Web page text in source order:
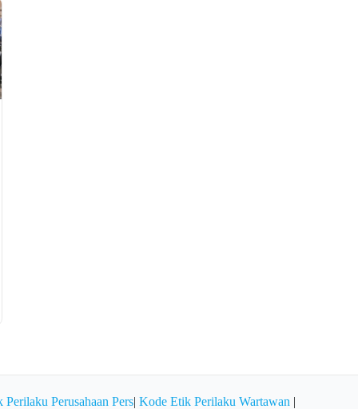
Perusahaan Pers| Kode Etik Perilaku Wartawan |